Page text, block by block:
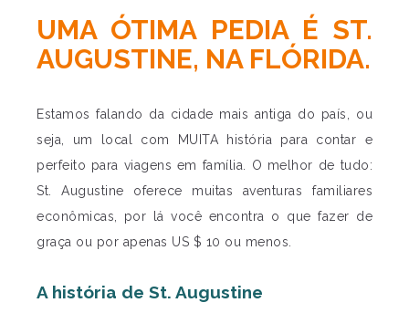
UMA ÓTIMA PEDIA É ST.
AUGUSTINE, NA FLÓRIDA.
Estamos falando da cidade mais antiga do país, ou
seja, um local com MUITA história para contar e
perfeito para viagens em família. O melhor de tudo:
St. Augustine oferece muitas aventuras familiares
econômicas, por lá você encontra o que fazer de
graça ou por apenas US $ 10 ou menos.
A história de St. Augustine